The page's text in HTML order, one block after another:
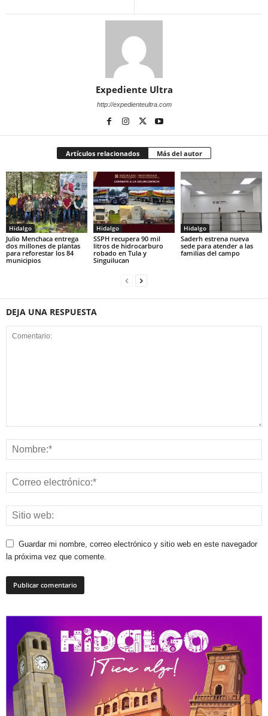
Expediente Ultra
http://expedienteultra.com
Artículos relacionados Más del autor
Hidalgo
Julio Menchaca entrega
dos millones de plantas
para reforestar los 84
municipios
Hidalgo
SSPH recupera 90 mil
litros de hidrocarburo
robado en Tula y
Singuilucan
Hidalgo
Saderh estrena nueva
sede para atender a las
familias del campo
DEJA UNA RESPUESTA
Guardar mi nombre, correo electrónico y sitio web en este navegador
la próxima vez que comente.